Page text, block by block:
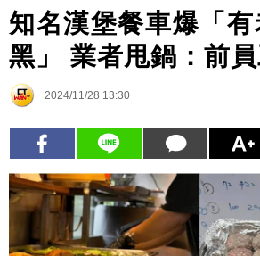
知名漢堡餐車爆「
黑」 業者甩鍋：前
2024/11/28 13:30